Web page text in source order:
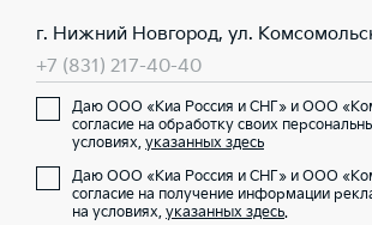
г. Нижний Новгород, ул.
+7 (831) 217-40-40
Даю ООО «Киа Россия и СНГ» и ООО
согласие на обработку своих
условиях, указанных здесь
Даю ООО «Киа Россия и СНГ» и ООО
согласие на получение информации
на условиях, указанных здесь.